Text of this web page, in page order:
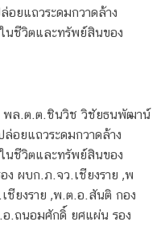
อยแถวระดมกวาดล้าง
นชีวิตและทรัพย์สินของ
พล.ต.ต.ชินวิช วิชัยธนพัฒาน์
อยแถวระดมกวาดล้าง
นชีวิตและทรัพย์สินของ
ผบก.ภ.จว.เชียงราย ,พ
ชียงราย ,พ.ต.อ.สันติ กอง
อ.ถนอมศักดิ์ ยศแผ่น รอง